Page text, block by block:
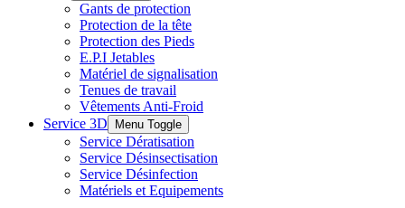
Gants de protection
Protection de la tête
Protection des Pieds
E.P.I Jetables
Matériel de signalisation
Tenues de travail
Vêtements Anti-Froid
Service 3D
Menu Toggle
Service Dératisation
Service Désinsectisation
Service Désinfection
Matériels et Equipements